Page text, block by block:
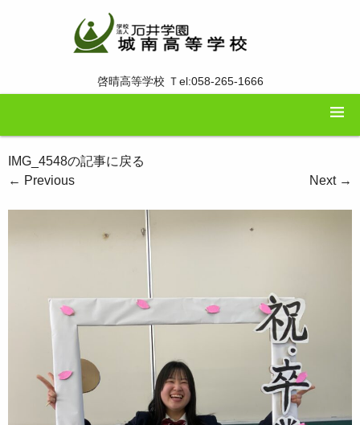
啓晴高等学校 Ｔel:058-265-1666
IMG_4548の記事に戻る
← Previous Next →